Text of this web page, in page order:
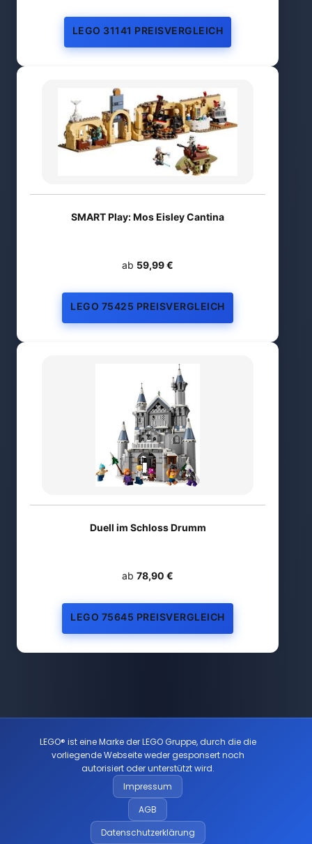
LEGO 31141 PREISVERGLEICH
SMART Play: Mos Eisley Cantina
ab 59,99 €
LEGO 75425 PREISVERGLEICH
Duell im Schloss Drumm
ab 78,90 €
LEGO 75645 PREISVERGLEICH
LEGO® ist eine Marke der LEGO Gruppe, durch die die
vorliegende Webseite weder gesponsert noch
autorisiert oder unterstützt wird.
Impressum
AGB
Datenschutzerklärung